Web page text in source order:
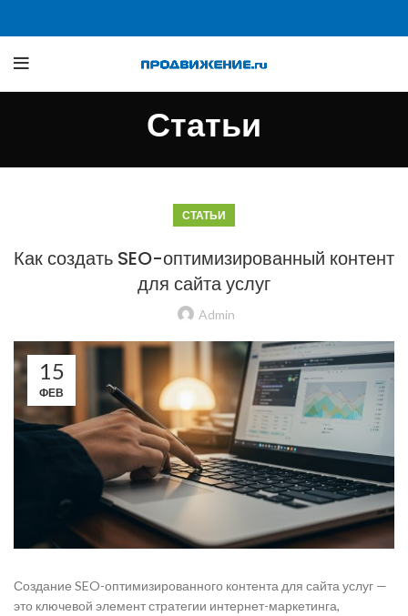
Статьи
СТАТЬИ
Как создать SEO-оптимизированный контент
для сайта услуг
Admin
15
ФЕВ
Создание SEO-оптимизированного контента для сайта услуг —
это ключевой элемент стратегии интернет-маркетинга,